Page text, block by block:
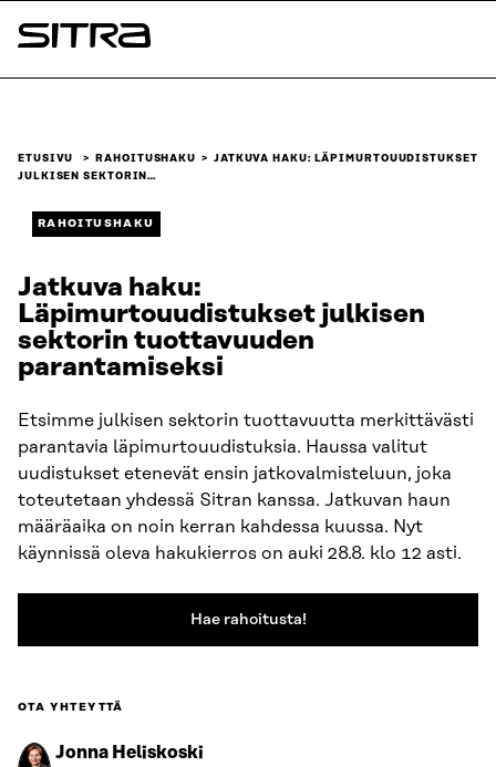
Siirry
suoraan
Sitra
ETUSIVU RAHOITUSHAKU
JATKUVA HAKU: LÄPIMURTOUUDISTUKSET
JULKISEN SEKTORIN…
RAHOITUSHAKU
Jatkuva haku:
Läpimurtouudistukset julkisen
sektorin tuottavuuden
parantamiseksi
Etsimme julkisen sektorin tuottavuutta merkittävästi
parantavia läpimurtouudistuksia. Haussa valitut
uudistukset etenevät ensin jatkovalmisteluun, joka
toteutetaan yhdessä Sitran kanssa. Jatkuvan haun
määräaika on noin kerran kahdessa kuussa. Nyt
käynnissä oleva hakukierros on auki 28.8. klo 12 asti.
Hae rahoitusta!
OTA YHTEYTTÄ
Jonna Heliskoski